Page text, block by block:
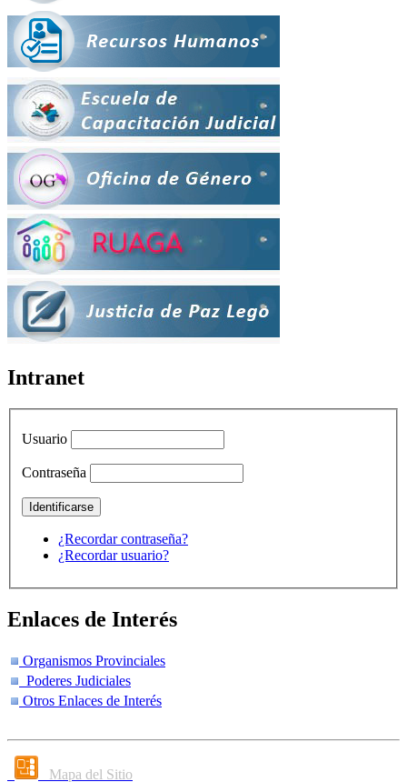
Intranet
Usuario
Contraseña
¿Recordar contraseña?
¿Recordar usuario?
Enlaces de Interés
Organismos Provinciales
Poderes Judiciales
Otros Enlaces de Interés
Mapa del Sitio